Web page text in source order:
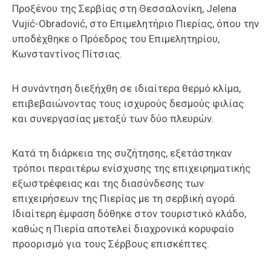
Προξένου της Σερβίας στη Θεσσαλονίκη, Jelena
Vujić-Obradović, στο Επιμελητήριο Πιερίας, όπου την
υποδέχθηκε ο Πρόεδρος του Επιμελητηρίου,
Κωνσταντίνος Πίτσιας.
Η συνάντηση διεξήχθη σε ιδιαίτερα θερμό κλίμα,
επιβεβαιώνοντας τους ισχυρούς δεσμούς φιλίας
και συνεργασίας μεταξύ των δύο πλευρών.
Κατά τη διάρκεια της συζήτησης, εξετάστηκαν
τρόποι περαιτέρω ενίσχυσης της επιχειρηματικής
εξωστρέφειας και της διασύνδεσης των
επιχειρήσεων της Πιερίας με τη σερβική αγορά.
Ιδιαίτερη έμφαση δόθηκε στον τουριστικό κλάδο,
καθώς η Πιερία αποτελεί διαχρονικά κορυφαίο
προορισμό για τους Σέρβους επισκέπτες.